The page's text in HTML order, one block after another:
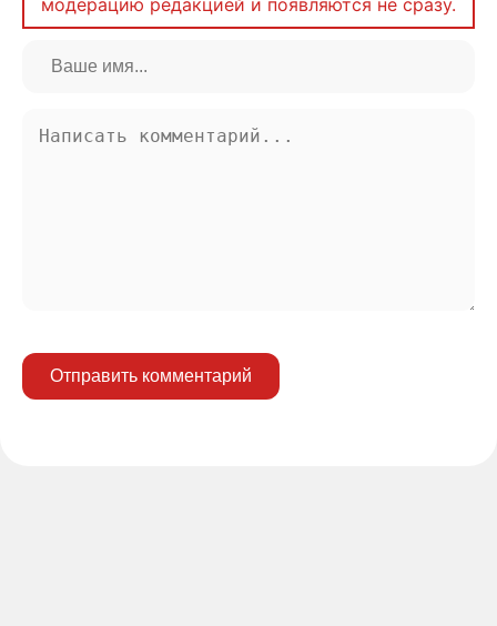
Отправить комментарий